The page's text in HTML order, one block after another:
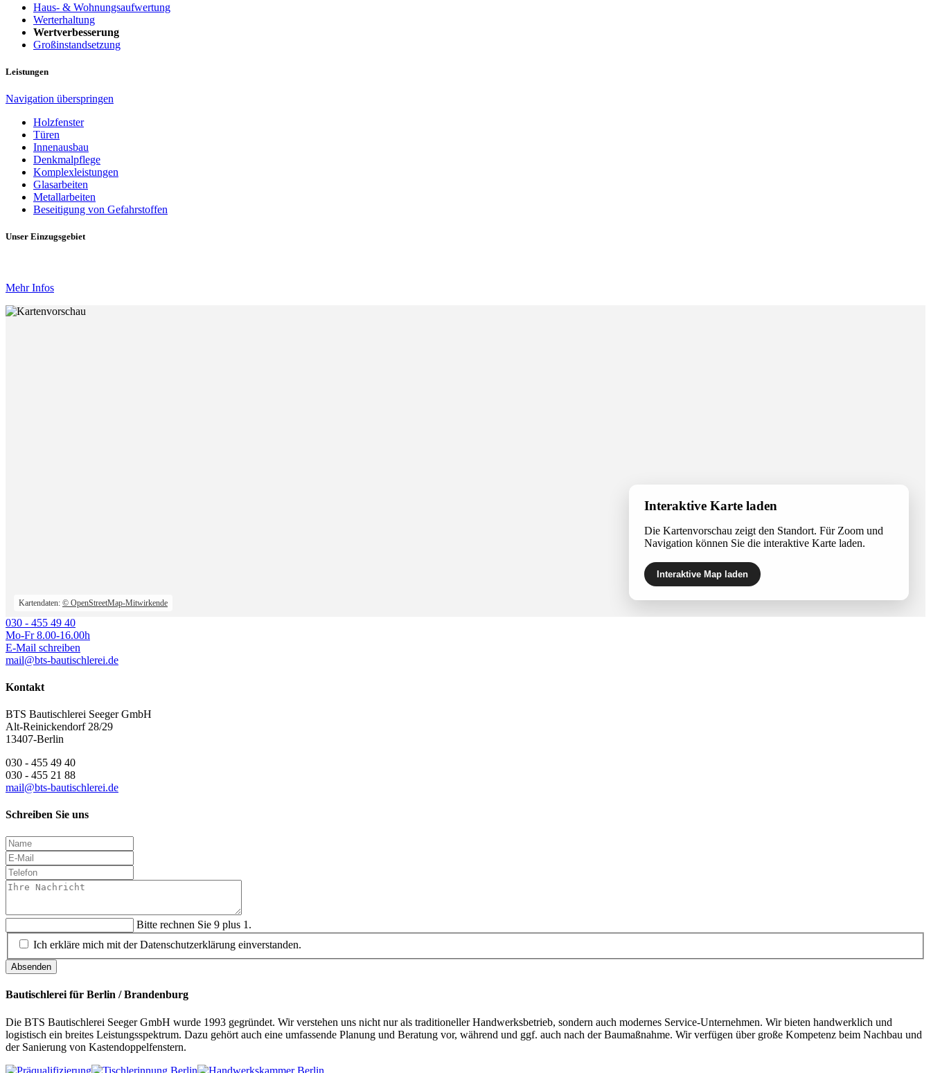
Haus- & Wohnungsaufwertung
Werterhaltung
Wertverbesserung
Großinstandsetzung
Leistungen
Navigation überspringen
Holzfenster
Türen
Innenausbau
Denkmalpflege
Komplexleistungen
Glasarbeiten
Metallarbeiten
Beseitigung von Gefahrstoffen
Unser Einzugsgebiet
Mehr Infos
Interaktive Karte laden
Die Kartenvorschau zeigt den Standort. Für Zoom und
Navigation können Sie die interaktive Karte laden.
Interaktive Map laden
Kartendaten: © OpenStreetMap-Mitwirkende
030 - 455 49 40
Mo-Fr 8.00-16.00h
E-Mail schreiben
mail@bts-bautischlerei.de
Kontakt
BTS Bautischlerei Seeger GmbH
Alt-Reinickendorf 28/29
13407-Berlin
030 - 455 49 40
030 - 455 21 88
mail@bts-bautischlerei.de
Schreiben Sie uns
Bitte rechnen Sie 9 plus 1.
Ich erkläre mich mit der Datenschutzerklärung einverstanden.
Absenden
Bautischlerei für Berlin / Brandenburg
Die BTS Bautischlerei Seeger GmbH wurde 1993 gegründet. Wir verstehen uns nicht nur als traditioneller Handwerksbetrieb, sondern auch modernes Service-Unternehmen. Wir bieten handwerklich und
logistisch ein breites Leistungsspektrum. Dazu gehört auch eine umfassende Planung und Beratung vor, während und ggf. auch nach der Baumaßnahme. Wir verfügen über große Kompetenz beim Nachbau und
der Sanierung von Kastendoppelfenstern.